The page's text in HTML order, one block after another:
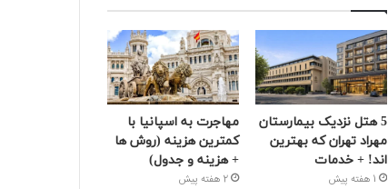
5 هتل نزدیک بیمارستان
مهراد تهران که بهترین‌
اند! + خدمات
1 هفته پیش
مهاجرت به اسپانیا با
کمترین هزینه (روش ها
+ هزینه و جدول)
2 هفته پیش